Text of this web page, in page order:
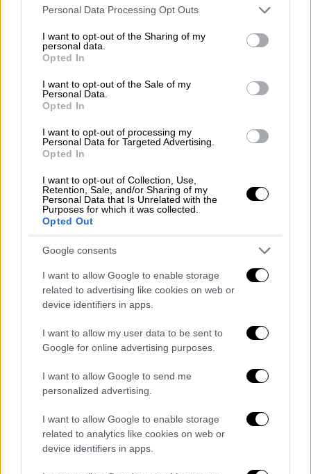
Please note that this website/app uses one or more Google
not limited to your visit or usage behaviour. You may click to
grant or deny consent to Google and its third-party tags to
use your data for below specified purposes in below Google
consent section.
Personal Data Processing Opt Outs
I want to opt-out of the Sharing of my
personal data.
Opted In
I want to opt-out of the Sale of my
Personal Data.
Opted In
I want to opt-out of processing my
Personal Data for Targeted Advertising.
Opted In
I want to opt-out of Collection, Use,
Retention, Sale, and/or Sharing of my
Personal Data that Is Unrelated with the
Purposes for which it was collected.
Opted Out
Google consents
I want to allow Google to enable storage
related to advertising like cookies on web or
device identifiers in apps.
I want to allow my user data to be sent to
Google for online advertising purposes.
I want to allow Google to send me
personalized advertising.
I want to allow Google to enable storage
related to analytics like cookies on web or
device identifiers in apps.
μεταγωγή τουστοδικαστήριο Ντάνιελ
Πάτρικ Μόινιχανστο Μανχάταν.
Πολιτική 05.01.2026 08:28
σύγκληση της Βουλής μετά τις
εξελίξεις στη Βενεζουέλα
Πολιτική|05.01.2026 17:26
Γεραπετρίτης για Βενεζουέλα: Η
Ελλάδα θα υποστηρίξει την καθολική
τήρηση του Διεθνούς Δικαίου
συγκεντρώνονται μαζικά έξω από το
δικαστήριο
της Νέας Υόρκης, με τις
κινηματογραφικές εικόνες από τη μεταγωγή
του προέδρου τηςΒενεζουέλα
αίσθηση.
Τα σχολιά σας δημοσιεύονται άμεσα με δική σας ευθύνη. Το